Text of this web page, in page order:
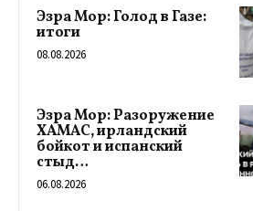
Эзра Мор: Голод в Газе:
итоги
08.08.2026
Эзра Мор: Разоружение
ХАМАС, ирландский
бойкот и испанский
стыд…
06.08.2026